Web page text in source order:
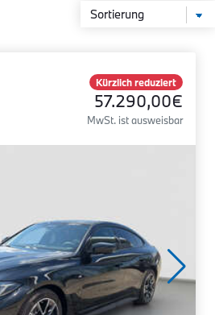
Kürzlich reduziert
57.290,00€
MwSt. ist ausweisbar